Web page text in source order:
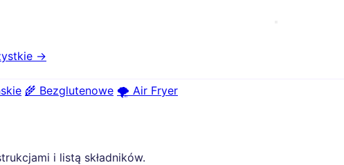
→
🌾 Bezglutenowe 🌪️ Air Fryer
i listą składników.